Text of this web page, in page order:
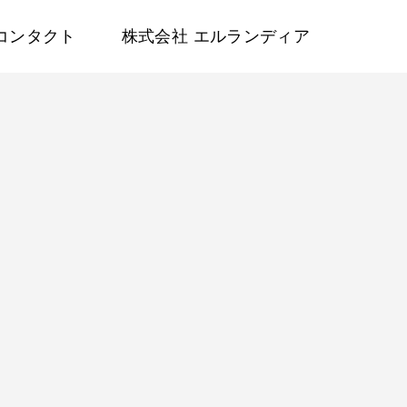
ンタクト 株式会社 エルランディア